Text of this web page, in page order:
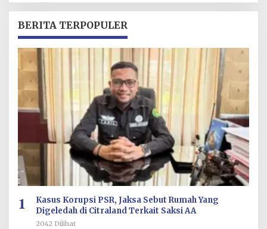
BERITA TERPOPULER
1
Kasus Korupsi PSR, Jaksa Sebut Rumah Yang
Digeledah di Citraland Terkait Saksi AA
2042 Dilihat